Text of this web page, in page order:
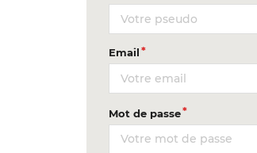
Email
Mot de passe